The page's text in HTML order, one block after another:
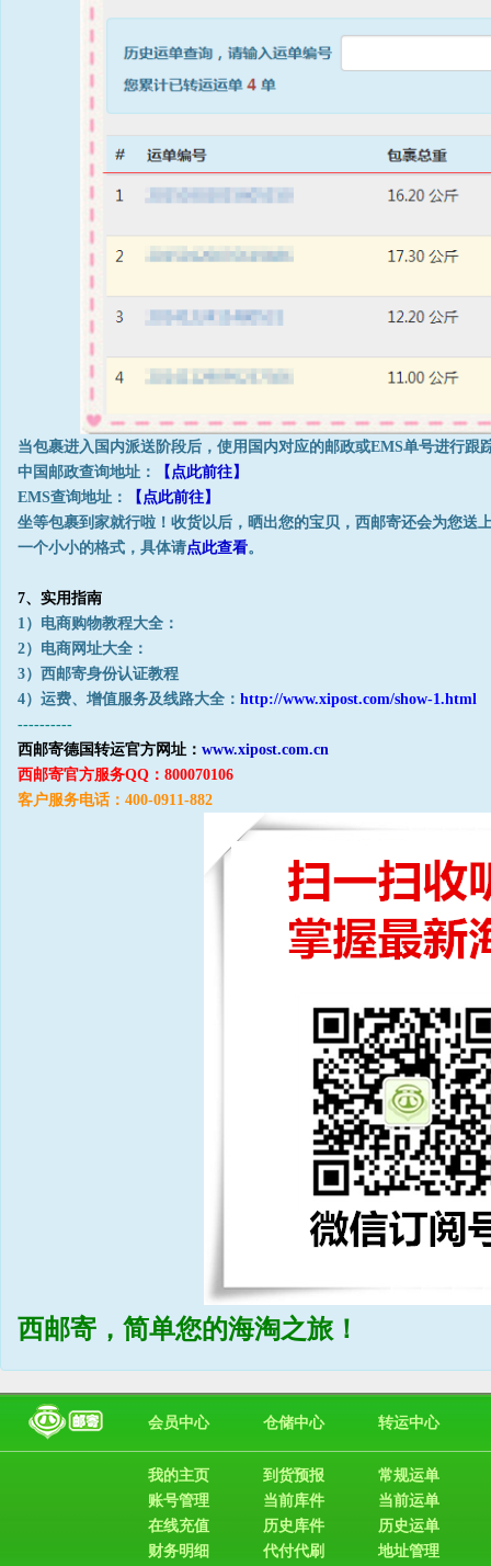
当包裹进入国内派送阶段后，使用国内对应的邮政或EMS单号进行跟
中国邮政查询地址：
【点此前往】
EMS查询地址：
【点此前往】
坐等包裹到家就行啦！收货以后，晒出您的宝贝，西邮寄还会为您送
一个小小的格式，具体请点此查看。
7、实用指南
1）电商购物教程大全：
2）电商网址大全：
3）西邮寄身份认证教程
4）运费、增值服务及线路大全： http://www.xipost.com/show-1.html
----------
西邮寄德国转运官方网址： www.xipost.com.cn
西邮寄官方服务QQ：800070106
客户服务电话：400-0911-882
西邮寄，简单您的海淘之旅！
会员中心 仓储中心 转运中心
我的主页
账号管理
在线充值
财务明细
到货预报
当前库件
历史库件
代付代刷
常规运单
当前运单
历史运单
地址管理